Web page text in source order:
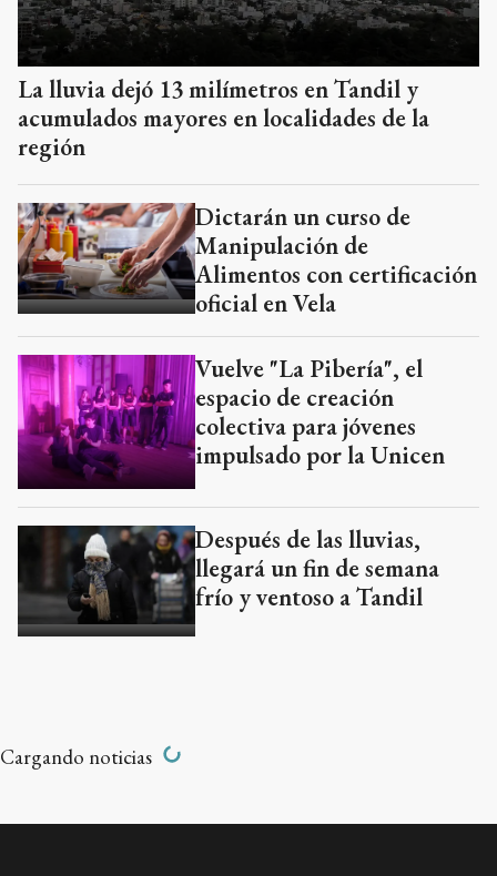
La lluvia dejó 13 milímetros en Tandil y
acumulados mayores en localidades de la
región
Dictarán un curso de
Manipulación de
Alimentos con certificación
oficial en Vela
Vuelve "La Pibería", el
espacio de creación
colectiva para jóvenes
impulsado por la Unicen
Después de las lluvias,
llegará un fin de semana
frío y ventoso a Tandil
Cargando noticias